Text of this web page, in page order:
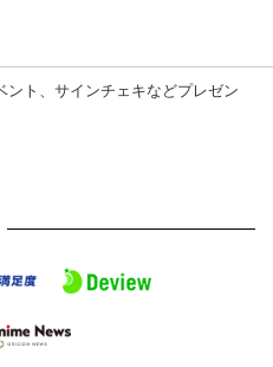
ント、サインチェキなどプレゼン